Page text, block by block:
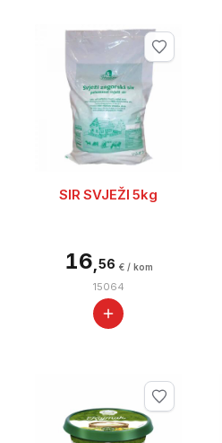
SIR SVJEŽI 5kg
16,56 € / kom
15064